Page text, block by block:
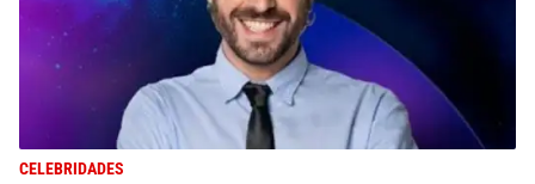
CELEBRIDADES